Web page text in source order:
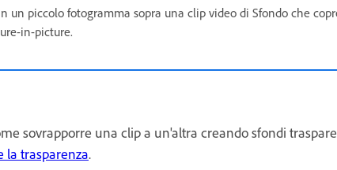
un piccolo fotogramma sopra una clip video di Sfondo che
in-picture.
sovrapporre una clip a un'altra creando sfondi
la trasparenza.